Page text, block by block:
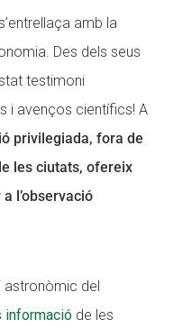
amb la
Des dels seus
testimoni
i avenços científics! A
privilegiada, fora de
les ciutats, ofereix
l’observació
astronòmic del
informacióde les